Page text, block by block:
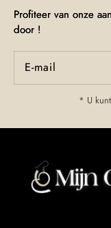
Profiteer van onze
door !
E‑mail
* U